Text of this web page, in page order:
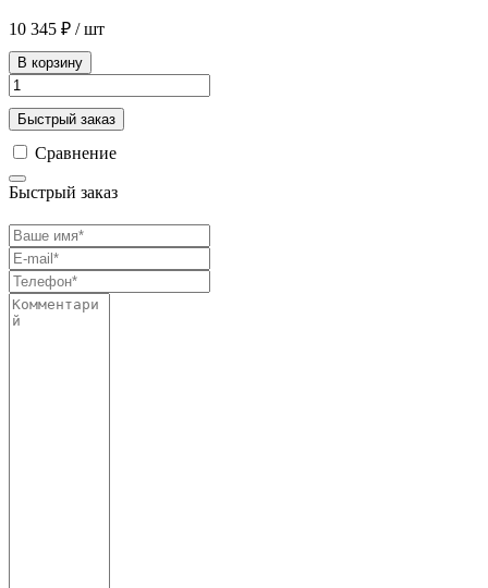
10 345 ₽ / шт
В корзину
Быстрый заказ
Сравнение
Быстрый заказ